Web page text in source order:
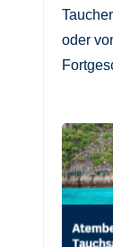
oder